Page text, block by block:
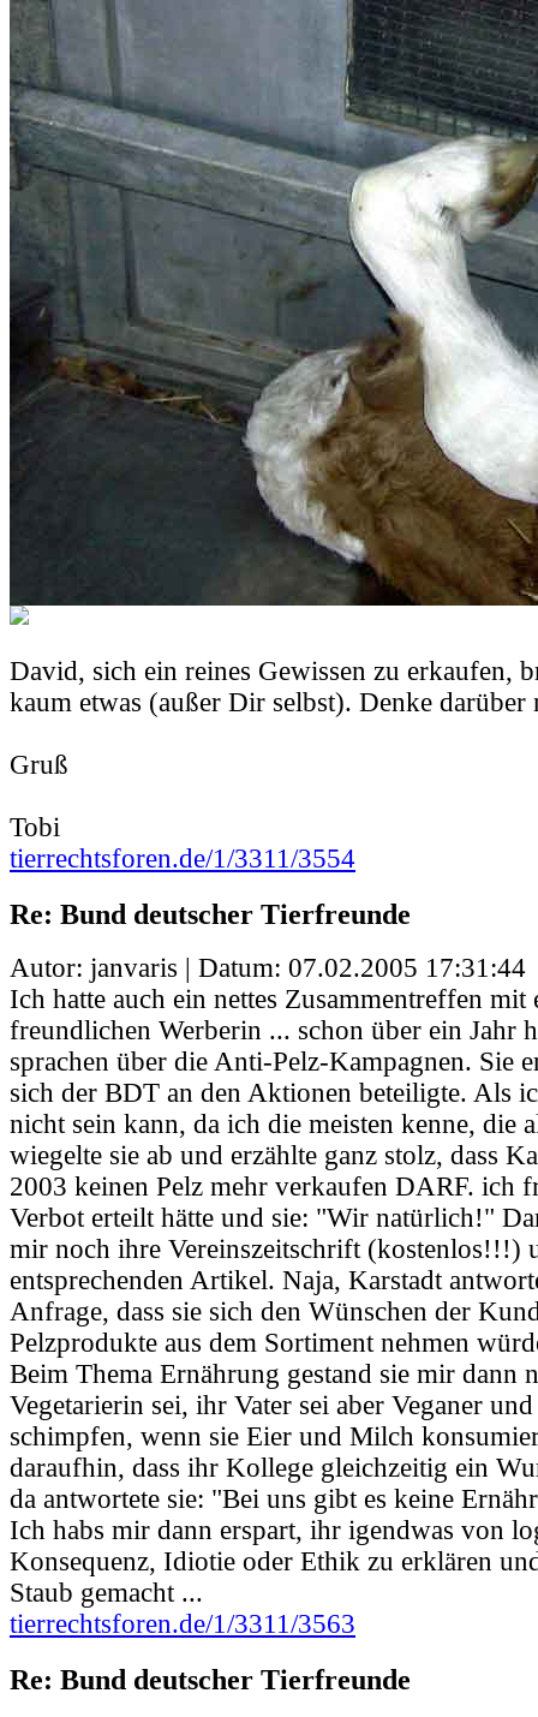
David, sich ein reines Gewissen zu erkaufen,
kaum etwas (außer Dir selbst). Denke darüber
Gruß
Tobi
tierrechtsforen.de/1/3311/3554
Re: Bund deutscher Tierfreunde
Autor: janvaris | Datum: 07.02.2005 17:31:44
Ich hatte auch ein nettes Zusammentreffen mit
freundlichen Werberin ... schon über ein Jahr
sprachen über die Anti-Pelz-Kampagnen. Sie
sich der BDT an den Aktionen beteiligte. Als
nicht sein kann, da ich die meisten kenne, die
wiegelte sie ab und erzählte ganz stolz, dass
2003 keinen Pelz mehr verkaufen DARF. ich
Verbot erteilt hätte und sie: "Wir natürlich!"
mir noch ihre Vereinszeitschrift (kostenlos!!!)
entsprechenden Artikel. Naja, Karstadt
Anfrage, dass sie sich den Wünschen der
Pelzprodukte aus dem Sortiment nehmen
Beim Thema Ernährung gestand sie mir dann
Vegetarierin sei, ihr Vater sei aber Veganer
schimpfen, wenn sie Eier und Milch
daraufhin, dass ihr Kollege gleichzeitig ein
da antwortete sie: "Bei uns gibt es keine
Ich habs mir dann erspart, ihr igendwas von
Konsequenz, Idiotie oder Ethik zu erklären
Staub gemacht ...
tierrechtsforen.de/1/3311/3563
Re: Bund deutscher Tierfreunde